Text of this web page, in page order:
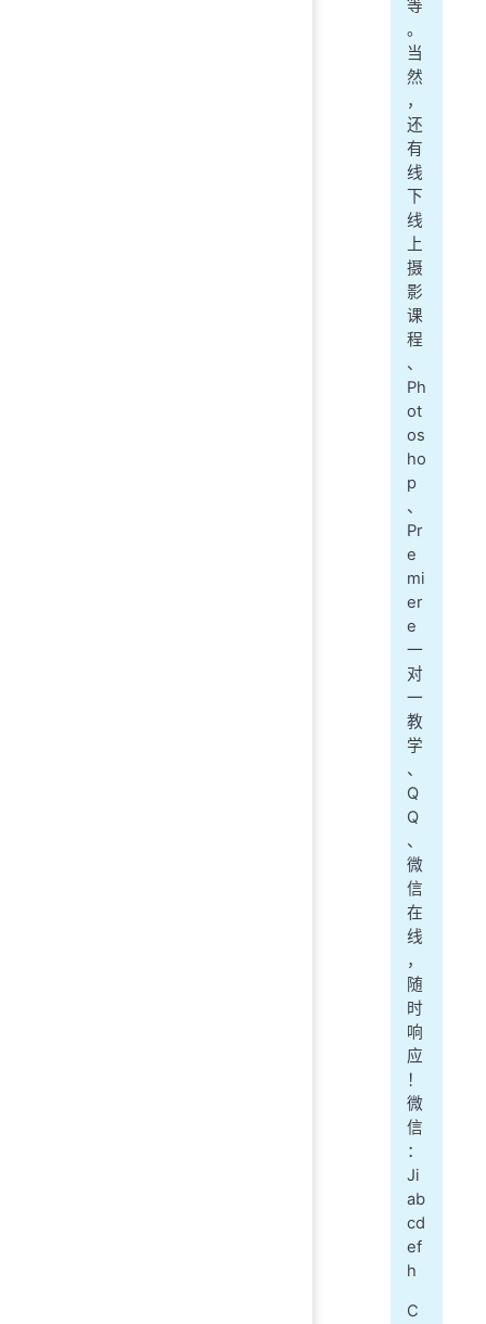
等
。
当
然
，
还
有
线
下
线
上
摄
影
课
程
、
Ph
ot
os
ho
p
、
Pr
e
mi
er
e
一
对
一
教
学
、
Q
Q
、
微
信
在
线
，
随
时
响
应
！
微
信
：
Ji
ab
cd
ef
h
C